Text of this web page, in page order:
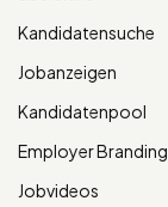
Kandidatensuche
Jobanzeigen
Kandidatenpool
Employer Branding
Jobvideos